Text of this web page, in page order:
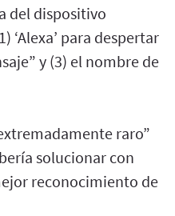
del dispositivo
‘Alexa’ para despertar
y (3) el nombre de
raro”
solucionar con
reconocimiento de